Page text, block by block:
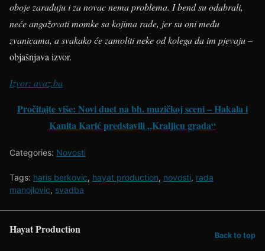
oboje zarađuju i za novac nema problema. I bend su odabrali,
neće angažovati momke sa kojima rade, jer su oni među
zvanicama, a svakako će zamoliti neke od kolega da im pjevaju–
objašnjava izvor.
Izvor: avaz.ba
Pročitajte više: Novi duet na bh. muzičkoj sceni – Hakala i
Kanita Karić predstavili „Kraljicu grada“
Categories: Novosti
Tags: haris berkovic, hayat production, novosti, rada
manojlovic, svadba
Hayat Production Back to top